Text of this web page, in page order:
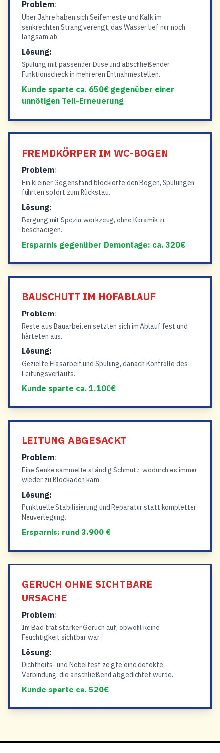
Problem:
Über Jahre haben sich Seifenreste und Kalk im
senkrechten Strang verengt, das Wasser lief nur noch
langsam ab.
Lösung:
Spülung mit passender Düse und abschließender
Funktionscheck in mehreren Entnahmestellen.
Kunde sparte ca. 650€ gegenüber einer
unnötigen Teil-Erneuerung
FREMDKÖRPER IM WC-BOGEN
Problem:
Ein kleiner Gegenstand blockierte den Bogen, Spülungen
führten sofort zum Rückstau.
Lösung:
Bergung mit Spezialwerkzeug, ohne Keramik zu
beschädigen.
Ersparnis gegenüber Demontage: ca. 320€
BAUSCHUTT IM HOFABLAUF
Problem:
Reste aus Bauarbeiten setzten sich im Ablauf fest und
härteten aus.
Lösung:
Gezielte Fräsarbeit und Spülung, danach Kontrolle des
Leitungsverlaufs.
Kunde sparte ca. 1.100€
LEITUNG ABGESACKT
Problem:
Eine Senke sammelte ständig Schmutz, wodurch es immer
wieder zu Blockaden kam.
Lösung:
Punktuelle Stabilisierung und Reparatur statt kompletter
Neuverlegung.
Ersparnis: rund 3.900 €
GERUCH OHNE SICHTBARE
URSACHE
Problem:
Im Bad trat starker Geruch auf, obwohl keine
Feuchtigkeit sichtbar war.
Lösung:
Dichtheits- und Nebeltest zeigte eine defekte
Verbindung, die anschließend abgedichtet wurde.
Kunde sparte ca. 520€